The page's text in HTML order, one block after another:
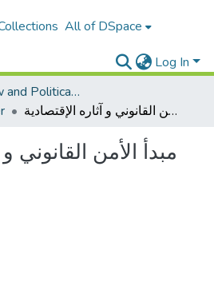
All of DSpace
Log In
Faculty of Law and Political Sciences _
مبدأ الأمن القانوني و آثاره الإقتصادية
مبدأ الأمن القانوني